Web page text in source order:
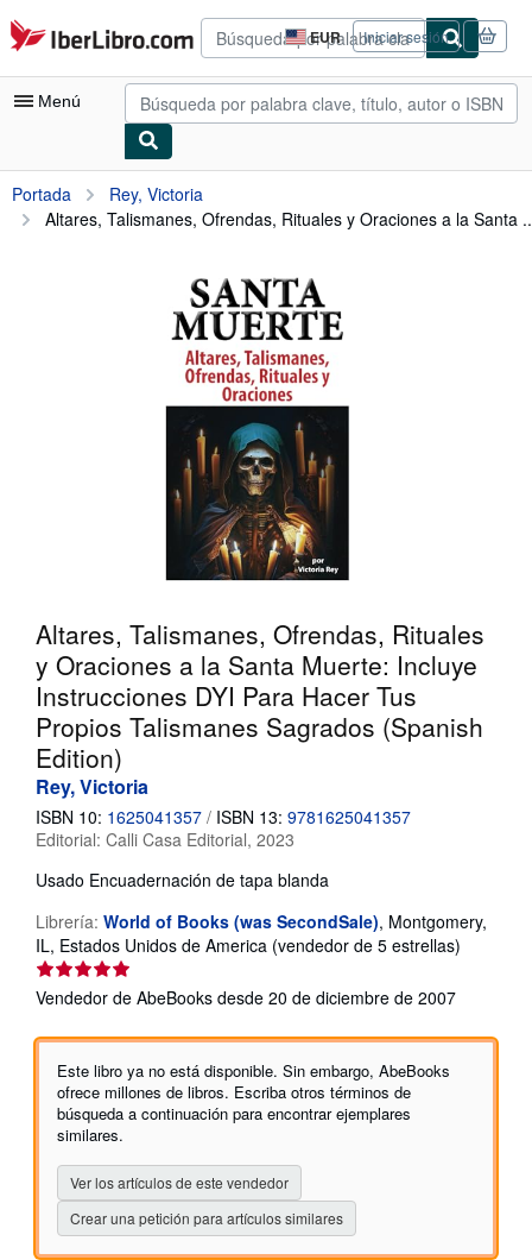
Pasar al contenido principal
IberLibro.com EUR
Preferencias
de
compra
del
Iniciar sesión
Menú
Mi cuenta
Consultar mis pedidos
CERRAR
Portada
Rey, Victoria
Altares, Talismanes, Ofrendas, Rituales y Oraciones a la Santa
Altares, Talismanes, Ofrendas, Rituales
y Oraciones a la Santa Muerte: Incluye
Instrucciones DYI Para Hacer Tus
Propios Talismanes Sagrados (Spanish
Edition)
Rey, Victoria
ISBN 10: 1625041357 / ISBN 13: 9781625041357
Editorial: Calli Casa Editorial, 2023
Usado Encuadernación de tapa blanda
Librería: World of Books (was SecondSale), Montgomery,
IL, Estados Unidos de America (vendedor de 5 estrellas)
de
Vendedor de AbeBooks desde 20 de diciembre de 2007
Este libro ya no está disponible. Sin embargo, AbeBooks
ofrece millones de libros. Escriba otros términos de
búsqueda a continuación para encontrar ejemplares
similares.
Ver los artículos de este vendedor
Crear una petición para artículos similares